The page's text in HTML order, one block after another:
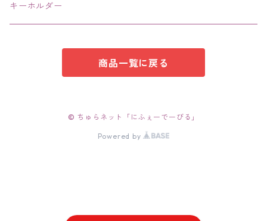
キーホルダー
商品一覧に戻る
© ちゅらネット「にふぇーでーびる」
Powered by